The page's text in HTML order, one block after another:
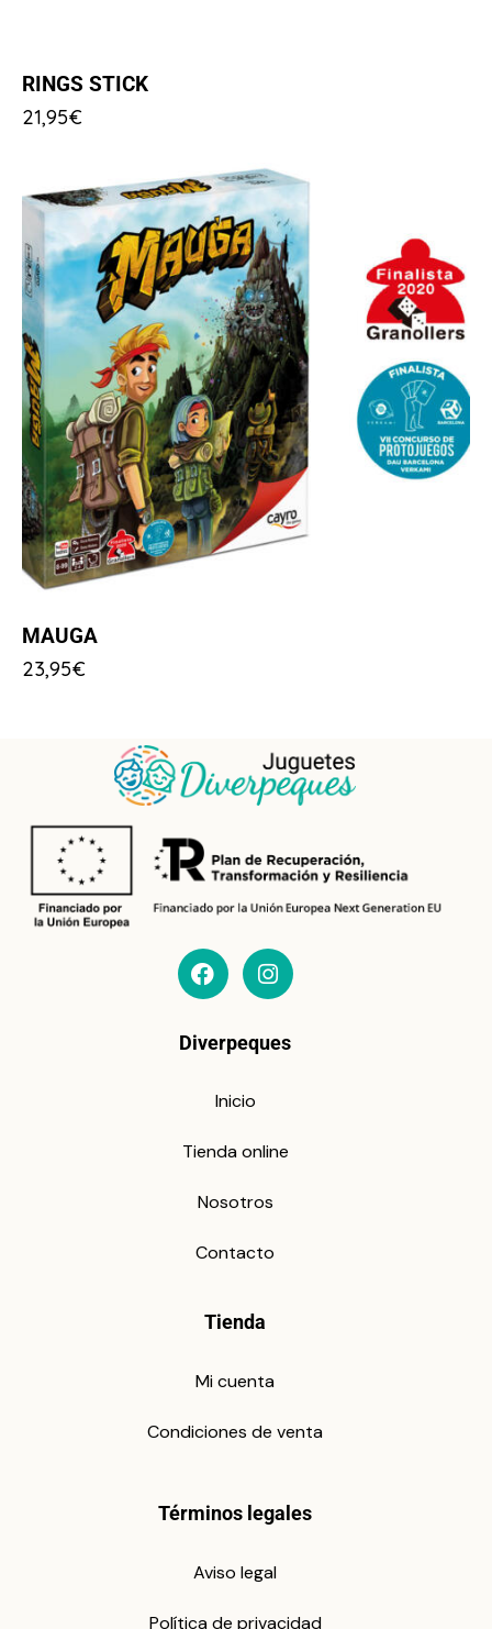
RINGS STICK
21,95€
MAUGA
23,95€
Diverpeques
Inicio
Tienda online
Nosotros
Contacto
Tienda
Mi cuenta
Condiciones de venta
Términos legales
Aviso legal
Política de privacidad